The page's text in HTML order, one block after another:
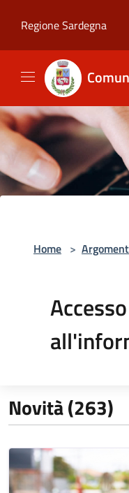
Regione Sardegna
Home >
Accesso
Novità (263)